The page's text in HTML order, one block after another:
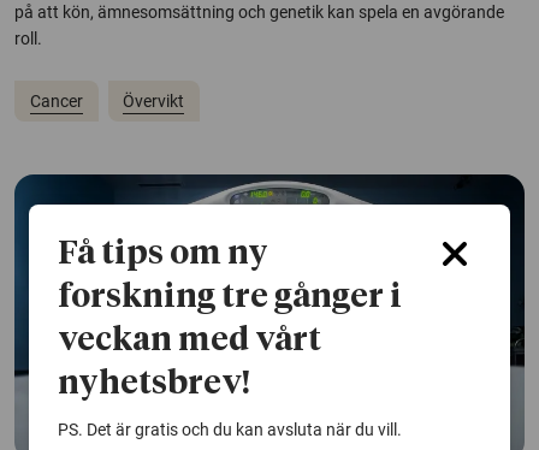
på att kön, ämnesomsättning och genetik kan spela en avgörande
roll.
Cancer Övervikt
Få tips om ny
forskning tre gånger i
veckan med vårt
nyhetsbrev!
PS. Det är gratis och du kan avsluta när du vill.